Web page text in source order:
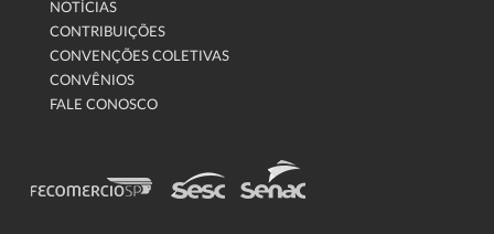
NOTÍCIAS
CONTRIBUIÇÕES
CONVENÇÕES COLETIVAS
CONVÊNIOS
FALE CONOSCO